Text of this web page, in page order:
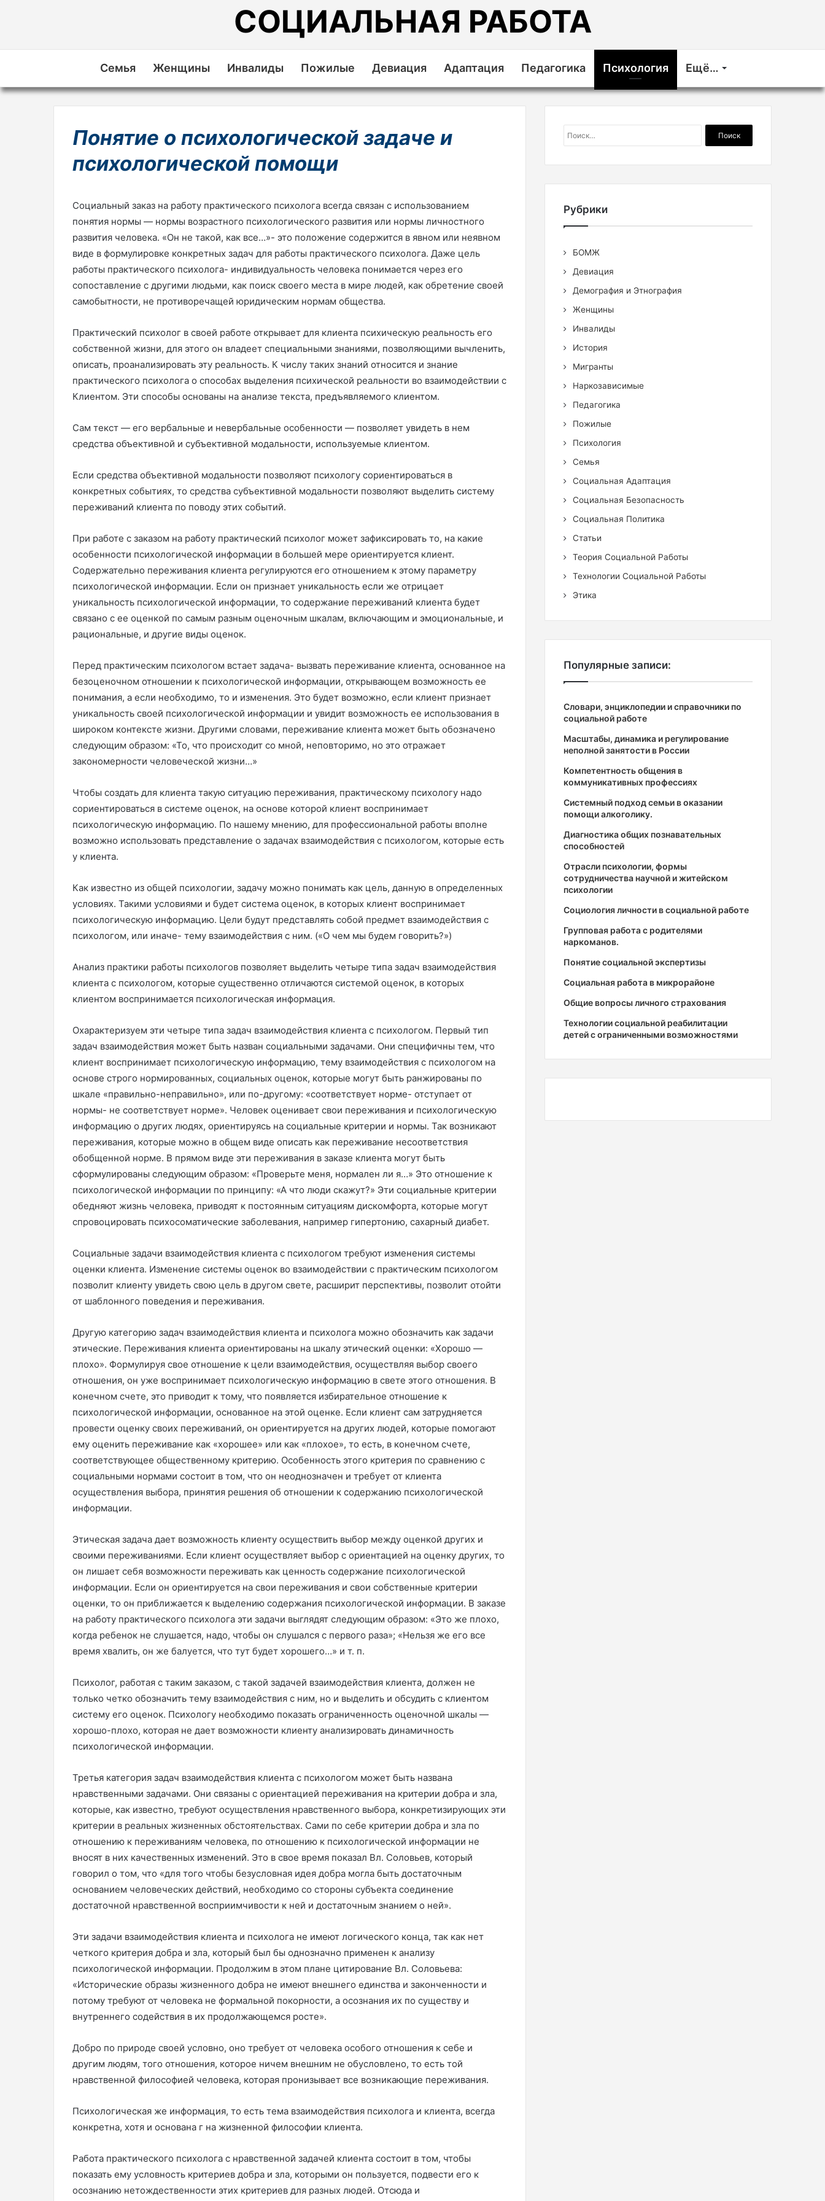
СОЦИАЛЬНАЯ РАБОТА
Семья Женщины Инвалиды Пожилые Девиация Адаптация Педагогика Психология Ещё…
Понятие о психологической задаче и
психологической помощи
Социальный заказ на работу практического психолога всегда связан с использованием
понятия нормы — нормы возрастного психологического развития или нормы личностного
развития человека. «Он не такой, как все…»- это положение содержится в явном или неявном
виде в формулировке конкретных задач для работы практического психолога. Даже цель
работы практического психолога- индивидуальность человека понимается через его
сопоставление с другими людьми, как поиск своего места в мире людей, как обретение своей
самобытности, не противоречащей юридическим нормам общества.
Практический психолог в своей работе открывает для клиента психическую реальность его
собственной жизни, для этого он владеет специальными знаниями, позволяющими вычленить,
описать, проанализировать эту реальность. К числу таких знаний относится и знание
практического психолога о способах выделения психической реальности во взаимодействии с
Клиентом. Эти способы основаны на анализе текста, предъявляемого клиентом.
Сам текст — его вербальные и невербальные особенности — позволяет увидеть в нем
средства объективной и субъективной модальности, используемые клиентом.
Если средства объективной модальности позволяют психологу сориентироваться в
конкретных событиях, то средства субъективной модальности позволяют выделить систему
переживаний клиента по поводу этих событий.
При работе с заказом на работу практический психолог может зафиксировать то, на какие
особенности психологической информации в большей мере ориентируется клиент.
Содержательно переживания клиента регулируются его отношением к этому параметру
психологической информации. Если он признает уникальность если же отрицает
уникальность психологической информации, то содержание переживаний клиента будет
связано с ее оценкой по самым разным оценочным шкалам, включающим и эмоциональные, и
рациональные, и другие виды оценок.
Перед практическим психологом встает задача- вызвать переживание клиента, основанное на
безоценочном отношении к психологической информации, открывающем возможность ее
понимания, а если необходимо, то и изменения. Это будет возможно, если клиент признает
уникальность своей психологической информации и увидит возможность ее использования в
широком контексте жизни. Другими словами, переживание клиента может быть обозначено
следующим образом: «То, что происходит со мной, неповторимо, но это отражает
закономерности человеческой жизни…»
Чтобы создать для клиента такую ситуацию переживания, практическому психологу надо
сориентироваться в системе оценок, на основе которой клиент воспринимает
психологическую информацию. По нашему мнению, для профессиональной работы вполне
возможно использовать представление о задачах взаимодействия с психологом, которые есть
у клиента.
Как известно из общей психологии, задачу можно понимать как цель, данную в определенных
условиях. Такими условиями и будет система оценок, в которых клиент воспринимает
психологическую информацию. Цели будут представлять собой предмет взаимодействия с
психологом, или иначе- тему взаимодействия с ним. («О чем мы будем говорить?»)
Анализ практики работы психологов позволяет выделить четыре типа задач взаимодействия
клиента с психологом, которые существенно отличаются системой оценок, в которых
клиентом воспринимается психологическая информация.
Охарактеризуем эти четыре типа задач взаимодействия клиента с психологом. Первый тип
задач взаимодействия может быть назван социальными задачами. Они специфичны тем, что
клиент воспринимает психологическую информацию, тему взаимодействия с психологом на
основе строго нормированных, социальных оценок, которые могут быть ранжированы по
шкале «правильно-неправильно», или по-другому: «соответствует норме- отступает от
нормы- не соответствует норме». Человек оценивает свои переживания и психологическую
информацию о других людях, ориентируясь на социальные критерии и нормы. Так возникают
переживания, которые можно в общем виде описать как переживание несоответствия
обобщенной норме. В прямом виде эти переживания в заказе клиента могут быть
сформулированы следующим образом: «Проверьте меня, нормален ли я…» Это отношение к
психологической информации по принципу: «А что люди скажут?» Эти социальные критерии
обедняют жизнь человека, приводят к постоянным ситуациям дискомфорта, которые могут
спровоцировать психосоматические заболевания, например гипертонию, сахарный диабет.
Социальные задачи взаимодействия клиента с психологом требуют изменения системы
оценки клиента. Изменение системы оценок во взаимодействии с практическим психологом
позволит клиенту увидеть свою цель в другом свете, расширит перспективы, позволит отойти
от шаблонного поведения и переживания.
Другую категорию задач взаимодействия клиента и психолога можно обозначить как задачи
этические. Переживания клиента ориентированы на шкалу этический оценки: «Хорошо —
плохо». Формулируя свое отношение к цели взаимодействия, осуществляя выбор своего
отношения, он уже воспринимает психологическую информацию в свете этого отношения. В
конечном счете, это приводит к тому, что появляется избирательное отношение к
психологической информации, основанное на этой оценке. Если клиент сам затрудняется
провести оценку своих переживаний, он ориентируется на других людей, которые помогают
ему оценить переживание как «хорошее» или как «плохое», то есть, в конечном счете,
соответствующее общественному критерию. Особенность этого критерия по сравнению с
социальными нормами состоит в том, что он неоднозначен и требует от клиента
осуществления выбора, принятия решения об отношении к содержанию психологической
информации.
Этическая задача дает возможность клиенту осуществить выбор между оценкой других и
своими переживаниями. Если клиент осуществляет выбор с ориентацией на оценку других, то
он лишает себя возможности переживать как ценность содержание психологической
информации. Если он ориентируется на свои переживания и свои собственные критерии
оценки, то он приближается к выделению содержания психологической информации. В заказе
на работу практического психолога эти задачи выглядят следующим образом: «Это же плохо,
когда ребенок не слушается, надо, чтобы он слушался с первого раза»; «Нельзя же его все
время хвалить, он же балуется, что тут будет хорошего…» и т. п.
Психолог, работая с таким заказом, с такой задачей взаимодействия клиента, должен не
только четко обозначить тему взаимодействия с ним, но и выделить и обсудить с клиентом
систему его оценок. Психологу необходимо показать ограниченность оценочной шкалы —
хорошо-плохо, которая не дает возможности клиенту анализировать динамичность
психологической информации.
Третья категория задач взаимодействия клиента с психологом может быть названа
нравственными задачами. Они связаны с ориентацией переживания на критерии добра и зла,
которые, как известно, требуют осуществления нравственного выбора, конкретизирующих эти
критерии в реальных жизненных обстоятельствах. Сами по себе критерии добра и зла по
отношению к переживаниям человека, по отношению к психологической информации не
вносят в них качественных изменений. Это в свое время показал Вл. Соловьев, который
говорил о том, что «для того чтобы безусловная идея добра могла быть достаточным
основанием человеческих действий, необходимо со стороны субъекта соединение
достаточной нравственной восприимчивости к ней и достаточным знанием о ней».
Эти задачи взаимодействия клиента и психолога не имеют логического конца, так как нет
четкого критерия добра и зла, который был бы однозначно применен к анализу
психологической информации. Продолжим в этом плане цитирование Вл. Соловьева:
«Исторические образы жизненного добра не имеют внешнего единства и законченности и
потому требуют от человека не формальной покорности, а осознания их по существу и
внутреннего содействия в их продолжающемся росте».
Добро по природе своей условно, оно требует от человека особого отношения к себе и
другим людям, того отношения, которое ничем внешним не обусловлено, то есть той
нравственной философией человека, которая пронизывает все возникающие переживания.
Психологическая же информация, то есть тема взаимодействия психолога и клиента, всегда
конкретна, хотя и основана г на жизненной философии клиента.
Работа практического психолога с нравственной задачей клиента состоит в том, чтобы
показать ему условность критериев добра и зла, которыми он пользуется, подвести его к
осознанию нетождественности этих критериев для разных людей. Отсюда и
Рубрики
БОМЖ
Девиация
Демография и Этнография
Женщины
Инвалиды
История
Мигранты
Наркозависимые
Педагогика
Пожилые
Психология
Семья
Социальная Адаптация
Социальная Безопасность
Социальная Политика
Статьи
Теория Социальной Работы
Технологии Социальной Работы
Этика
Популярные записи:
Словари, энциклопедии и справочники по
социальной работе
Масштабы, динамика и регулирование
неполной занятости в России
Компетентность общения в
коммуникативных профессиях
Системный подход семьи в оказании
помощи алкоголику.
Диагностика общих познавательных
способностей
Отрасли психологии, формы
сотрудничества научной и житейском
психологии
Социология личности в социальной работе
Групповая работа с родителями
наркоманов.
Понятие социальной экспертизы
Социальная работа в микрорайоне
Общие вопросы личного страхования
Технологии социальной реабилитации
детей с ограниченными возможностями